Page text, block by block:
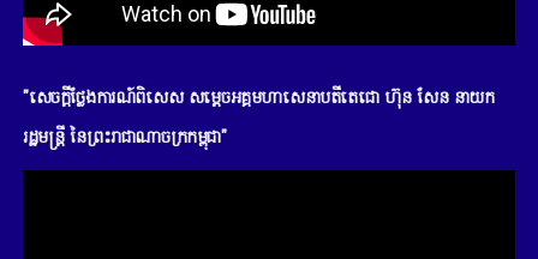
"សេចក្តីថ្លែងការណ៍ពិសេស សម្តេចអគ្គមហាសេនាបតីតេជោ ហ៊ុន សែន នាយក
រដ្ឋមន្រ្តី នៃព្រះរាជាណាចក្រកម្ពុជា"